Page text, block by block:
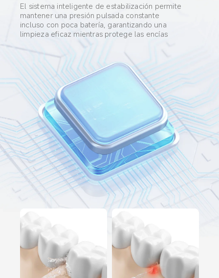
El sistema inteligente de estabilización permite
mantener una presión pulsada constante
incluso con poca batería, garantizando una
limpieza eficaz mientras protege las encías